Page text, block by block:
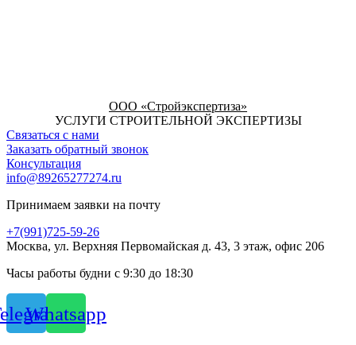
ООО «Стройэкспертиза»
УСЛУГИ СТРОИТЕЛЬНОЙ ЭКСПЕРТИЗЫ
Связаться с нами
Заказать обратный звонок
Консультация
info@89265277274.ru
Принимаем заявки на почту
+7(991)725-59-26
Москва, ул. Верхняя Первомайская д. 43, 3 этаж, офис 206
Часы работы будни с 9:30 до 18:30
Whatsapp